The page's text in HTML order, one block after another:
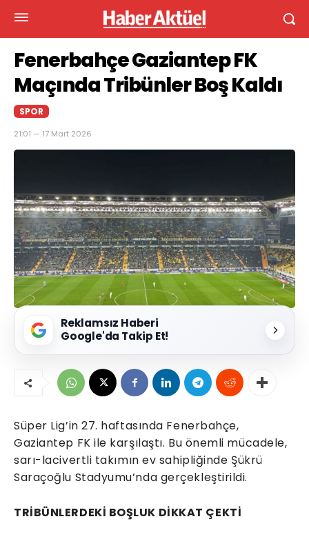
Fenerbahçe Gaziantep FK
Maçında Tribünler Boş Kaldı
SPOR
21:01 — 17 Mart 2026
Reklamsız Haberi
Google'da Takip Et!
Süper Lig’in 27. haftasında Fenerbahçe,
Gaziantep FK ile karşılaştı. Bu önemli mücadele,
sarı-lacivertli takımın ev sahipliğinde Şükrü
Saraçoğlu Stadyumu’nda gerçekleştirildi.
TRİBÜNLERDEKİ BOŞLUK DİKKAT ÇEKTİ